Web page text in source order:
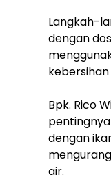
Langkah-
dengan
Bpk. Rico
dengan
air.